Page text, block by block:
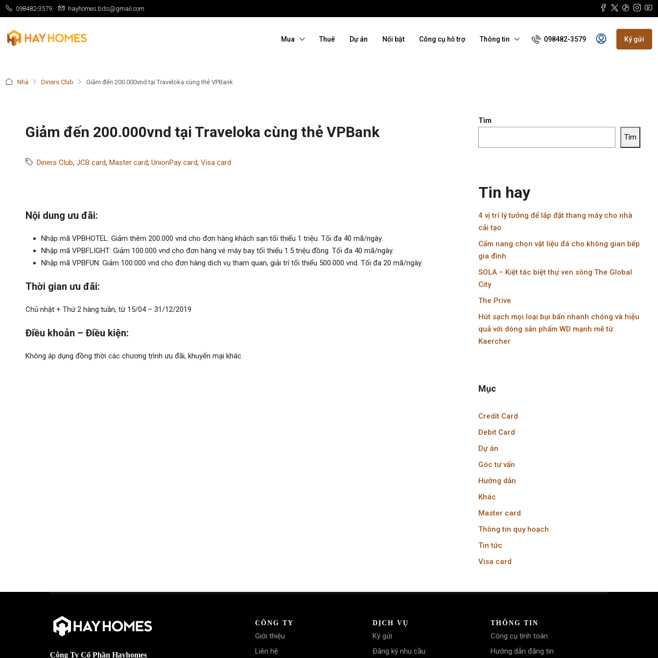
098482-3579 hayhomes.bds@gmail.com
Mua Thuê Dự án Nổi bật Công cụ hỗ trợ Thông tin 098482-3579 Ký gửi
Nhà Diners Club Giảm đến 200.000vnd tại Traveloka cùng thẻ VPBank
Giảm đến 200.000vnd tại Traveloka cùng thẻ VPBank
Diners Club, JCB card, Master card, UnionPay card, Visa card
Nội dung ưu đãi:
Nhập mã VPBHOTEL: Giảm thêm 200.000 vnd cho đơn hàng khách sạn tối thiểu 1 triệu. Tối đa 40 mã/ngày.
Nhập mã VPBFLIGHT: Giảm 100.000 vnd cho đơn hàng vé máy bay tối thiểu 1.5 triệu đồng. Tối đa 40 mã/ngày.
Nhập mã VPBFUN: Giảm 100.000 vnd cho đơn hàng dịch vụ tham quan, giải trí tối thiểu 500.000 vnd. Tối đa 20 mã/ngày.
Thời gian ưu đãi:
Chủ nhật + Thứ 2 hàng tuần, từ 15/04 – 31/12/2019
Điều khoản – Điều kiện:
Không áp dụng đồng thời các chương trình ưu đãi, khuyến mại khác
Tìm
Tìm
Tin hay
4 vị trí lý tưởng để lắp đặt thang máy cho nhà
cải tạo
Cẩm nang chọn vật liệu đá cho không gian bếp
gia đình
SOLA – Kiệt tác biệt thự ven sông The Global
City
The Prive
Hút sạch mọi loại bụi bẩn nhanh chóng và hiệu
quả với dòng sản phẩm WD mạnh mẽ từ
Kaercher
Mục
Credit Card
Debit Card
Dự án
Góc tư vấn
Hướng dẫn
Khác
Master card
Thông tin quy hoạch
Tin tức
Visa card
Công Ty Cổ Phần Hayhomes
CÔNG TY
Giới thiệu
Liên hệ
DỊCH VỤ
Ký gửi
Đăng ký nhu cầu
THÔNG TIN
Công cụ tính toán
Hướng dẫn đăng tin